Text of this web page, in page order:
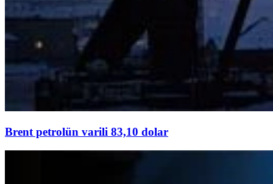
Brent petrolün varili 83,10 dolar